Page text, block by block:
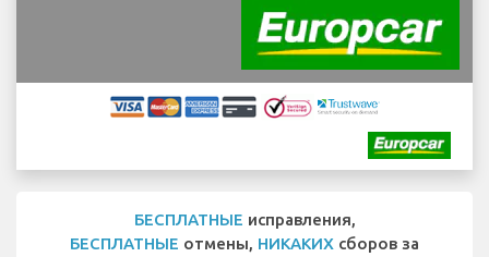
БЕСПЛАТНЫЕ исправления,
БЕСПЛАТНЫЕ отмены, НИКАКИХ сборов за